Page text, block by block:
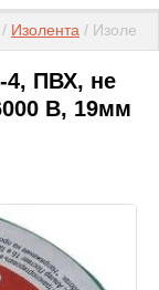
/ Изолента /
4, ПВХ, не
В, 19мм